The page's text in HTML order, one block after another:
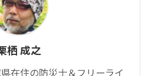
栖 成之
在住の防災士＆フリーライ